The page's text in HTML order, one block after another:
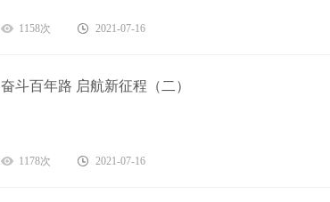
1158次 2021-07-16
奋斗百年路 启航新征程（二）
1178次 2021-07-16